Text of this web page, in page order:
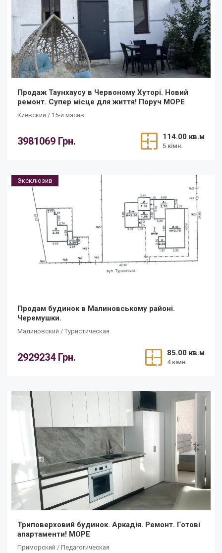
Продаж Таунхаусу в Червоному Хуторі. Новий
ремонт. Супер місце для життя! Поруч МОРЕ
Киевский / 15-й масив
3981069 Грн. 114.00 кв.м
5 кімн.
Эксклюзив
Продам будинок в Малиновському районі.
Черемушки.
Малиновский / Туристическая
2929234 Грн. 85.00 кв.м
4 кімн.
Триповерховий будинок. Аркадія. Ремонт. Готові
апартаменти! МОРЕ
Приморский / Педагогическая